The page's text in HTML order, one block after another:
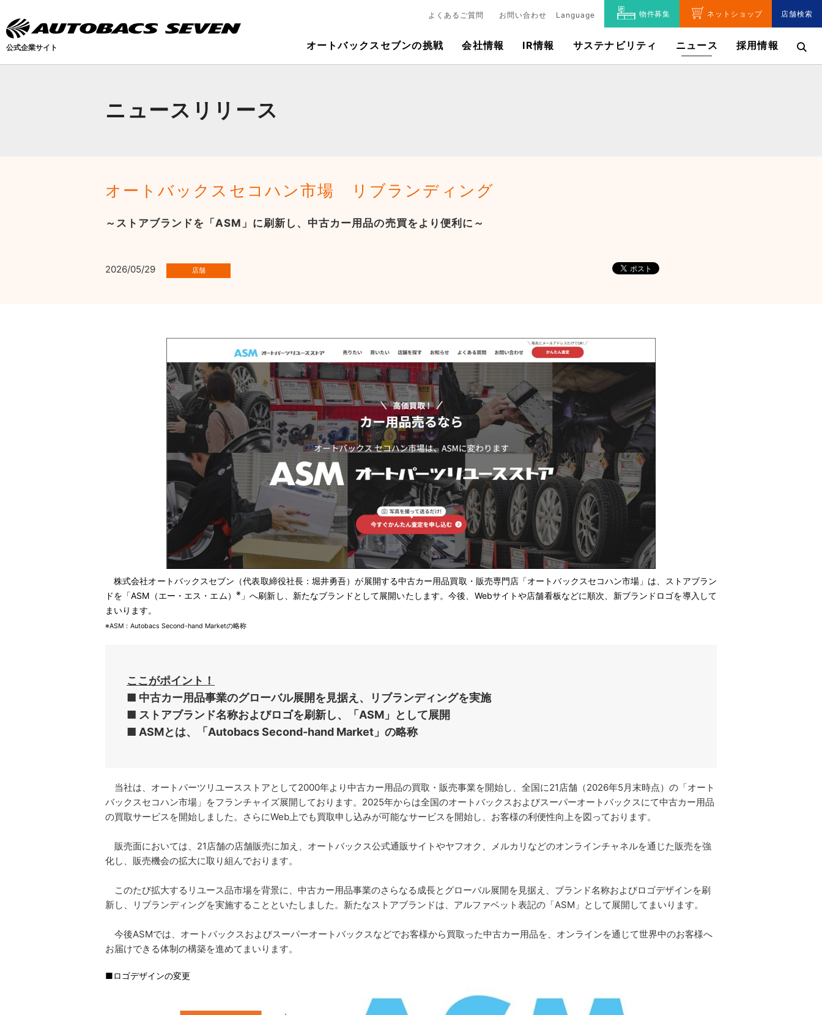
ニュースリリース
オートバックスセコハン市場 リブランディング
～ストアブランドを「ASM」に刷新し、中古カー用品の売買をより便利に～
2026/05/29
株式会社オートバックスセブン（代表取締役社長：堀井勇吾）が展開する中古カー用品買取・販売専門店「オートバックスセコハン市場」は、ストアブラン
ドを「ASM（エー・エス・エム） ※ 」へ刷新し、新たなブランドとして展開いたします。今後、Webサイトや店舗看板などに順次、新ブランドロゴを導入して
まいります。
※ASM：Autobacs Second-hand Marketの略称
ここがポイント！
■ 中古カー用品事業のグローバル展開を見据え、リブランディングを実施
■ ストアブランド名称およびロゴを刷新し、「ASM」として展開
■ ASMとは、「Autobacs Second-hand Market」の略称
当社は、オートパーツリユースストアとして2000年より中古カー用品の買取・販売事業を開始し、全国に21店舗（2026年5月末時点）の「オート
バックスセコハン市場」をフランチャイズ展開しております。2025年からは全国のオートバックスおよびスーパーオートバックスにて中古カー用品
の買取サービスを開始しました。さらにWeb上でも買取申し込みが可能なサービスを開始し、お客様の利便性向上を図っております。
販売面においては、21店舗の店舗販売に加え、オートバックス公式通販サイトやヤフオク、メルカリなどのオンラインチャネルを通じた販売を強
化し、販売機会の拡大に取り組んでおります。
このたび拡大するリユース品市場を背景に、中古カー用品事業のさらなる成長とグローバル展開を見据え、ブランド名称およびロゴデザインを刷
新し、リブランディングを実施することといたしました。新たなストアブランドは、アルファベット表記の「ASM」として展開してまいります。
今後ASMでは、オートバックスおよびスーパーオートバックスなどでお客様から買取った中古カー用品を、オンラインを通じて世界中のお客様へ
お届けできる体制の構築を進めてまいります。
■ロゴデザインの変更
公式企業サイト
よくあるご質問 お問い合わせ Language 物件募集 ネットショップ 店舗検索
オートバックスセブンの挑戦 会社情報 IR情報 サステナビリティ ニュース 採用情報